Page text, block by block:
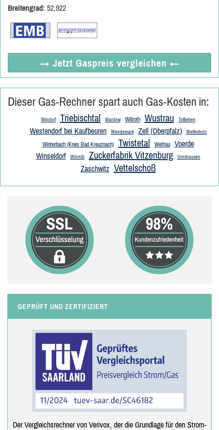
Breitengrad: 52,922
→ Jetzt Gaspreis vergleichen ←
Dieser Gas-Rechner spart auch Gas-Kosten in:
Windorf Triebischtal Wardow Willroth Wustrau Tottleben
Westendorf bei Kaufbeuren Wendemark Zell (Oberpfalz) Welfesholz
Winterbach (Kreis Bad Kreuznach) Twistetal Wethau
Voerde
Winseldorf
Wörnitz Zuckerfabrik Vitzenburg Urnshausen
Zaschwitz Vettelschoß
GEPRÜFT UND ZERTIFIZIERT
Der Vergleichsrechner von Verivox, der die Grundlage für den Strom-